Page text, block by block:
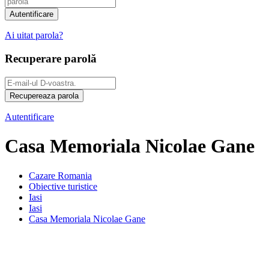
Ai uitat parola?
Recuperare parolă
Autentificare
Casa Memoriala Nicolae Gane
Cazare Romania
Obiective turistice
Iasi
Iasi
Casa Memoriala Nicolae Gane